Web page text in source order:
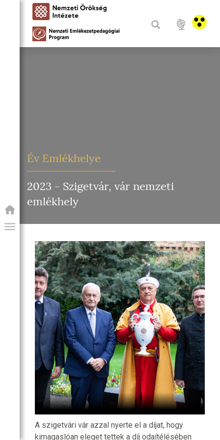
PROGRAM
Év Emlékhelye
2023 - Szigetvár, vár nemzeti
emlékhely
A szigetvári vár azzal nyerte el a díjat, hogy
kimagaslóan eleget tettek a díj odaítélésében